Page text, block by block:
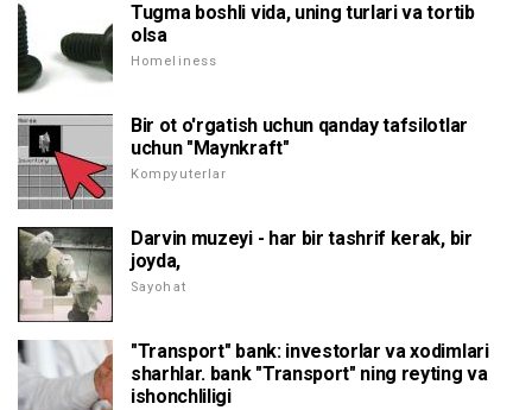
Tugma boshli vida, uning turlari va tortib
olsa
Homeliness
Bir ot o'rgatish uchun qanday tafsilotlar
uchun "Maynkraft"
Kompyuterlar
Darvin muzeyi - har bir tashrif kerak, bir
joyda,
Sayohat
"Transport" bank: investorlar va xodimlari
sharhlar. bank "Transport" ning reyting va
ishonchliligi